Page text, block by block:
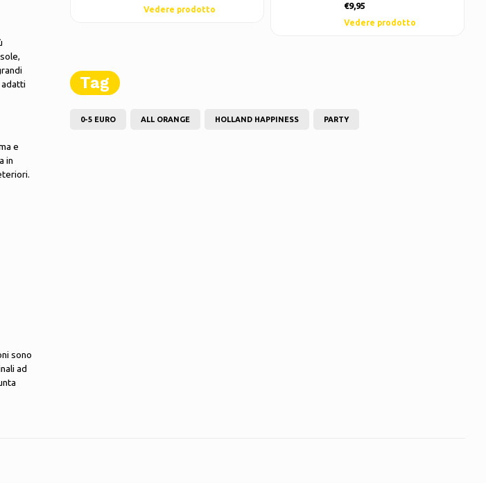
adatti
e
in
sono
ad
Vedere prodotto €9,95
Vedere prodotto
Tag
0-5 EURO ALL ORANGE HOLLAND HAPPINESS PARTY